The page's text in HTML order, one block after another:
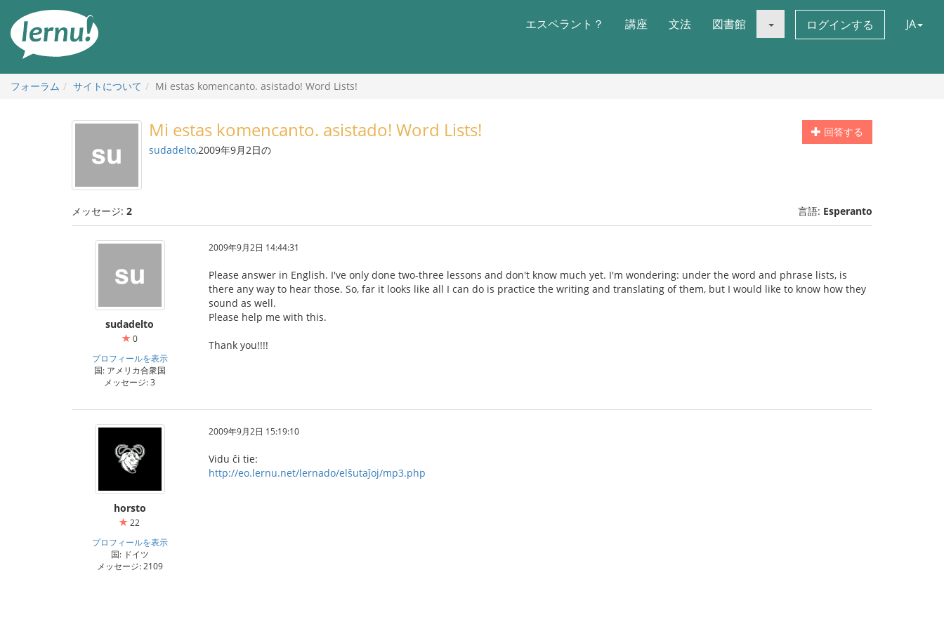
エスペラント？ 講座 文法 図書館 ログインする JA
フォーラム サイトについて Mi estas komencanto. asistado! Word Lists!
回答する
Mi estas komencanto. asistado! Word Lists!
sudadelto,2009年9月2日の
メッセージ: 2 言語: Esperanto
sudadelto
0
プロフィールを表示
国: アメリカ合衆国
メッセージ: 3
2009年9月2日 14:44:31
Please answer in English. I've only done two-three lessons and don't know much yet. I'm wondering: under the word and phrase lists, is
there any way to hear those. So, far it looks like all I can do is practice the writing and translating of them, but I would like to know how they
sound as well.
Please help me with this.
Thank you!!!!
horsto
22
プロフィールを表示
国: ドイツ
メッセージ: 2109
2009年9月2日 15:19:10
Vidu ĉi tie:
http://eo.lernu.net/lernado/elŝutaĵoj/mp3.php